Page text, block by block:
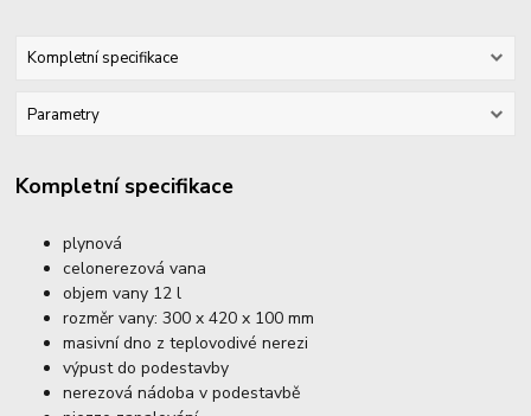
Kompletní specifikace
Parametry
Kompletní specifikace
plynová
celonerezová vana
objem vany 12 l
rozměr vany: 300 x 420 x 100 mm
masivní dno z teplovodivé nerezi
výpust do podestavby
nerezová nádoba v podestavbě